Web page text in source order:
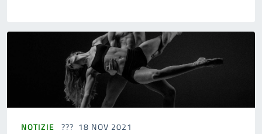
NOTIZIE 18 NOV 2021